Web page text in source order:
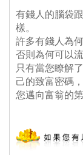
有錢人的腦袋
樣。
許多有錢人為
否則為何可以
只有當您瞭解
己的致富密碼
您邁向富翁的